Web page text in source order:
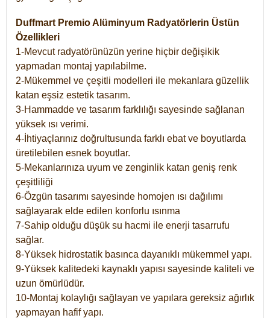
Duffmart Premio Alüminyum Radyatörlerin Üstün
Özellikleri
1-Mevcut radyatörünüzün yerine hiçbir değişikik
yapmadan montaj yapılabilme.
2-Mükemmel ve çeşitli modelleri ile mekanlara güzellik
katan eşsiz estetik tasarım.
3-Hammadde ve tasarım farklılığı sayesinde sağlanan
yüksek ısı verimi.
4-İhtiyaçlarınız doğrultusunda farklı ebat ve boyutlarda
üretilebilen esnek boyutlar.
5-Mekanlarınıza uyum ve zenginlik katan geniş renk
çeşitliliği
6-Özgün tasarımı sayesinde homojen ısı dağılımı
sağlayarak elde edilen konforlu ısınma
7-Sahip olduğu düşük su hacmi ile enerji tasarrufu
sağlar.
8-Yüksek hidrostatik basınca dayanıklı mükemmel yapı.
9-Yüksek kalitedeki kaynaklı yapısı sayesinde kaliteli ve
uzun ömürlüdür.
10-Montaj kolaylığı sağlayan ve yapılara gereksiz ağırlık
yapmayan hafif yapı.